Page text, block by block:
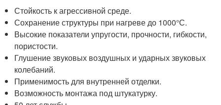
Стойкость к агрессивной среде.
Сохранение структуры при нагреве до 1000°С.
Высокие показатели упругости, прочности, гибкости,
пористости.
Глушение звуковых воздушных и ударных звуковых
колебаний.
Применимость для внутренней отделки.
Возможность монтажа под штукатурку.